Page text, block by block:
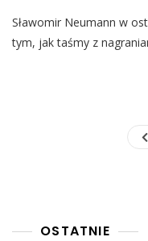
Sławomir Neumann w
tym, jak taśmy z
OSTATNIE